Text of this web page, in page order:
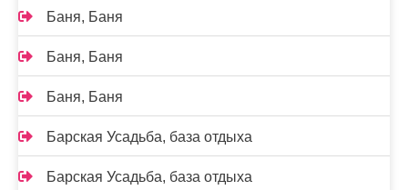
Баня, Баня
Баня, Баня
Баня, Баня
Барская Усадьба, база отдыха
Барская Усадьба, база отдыха